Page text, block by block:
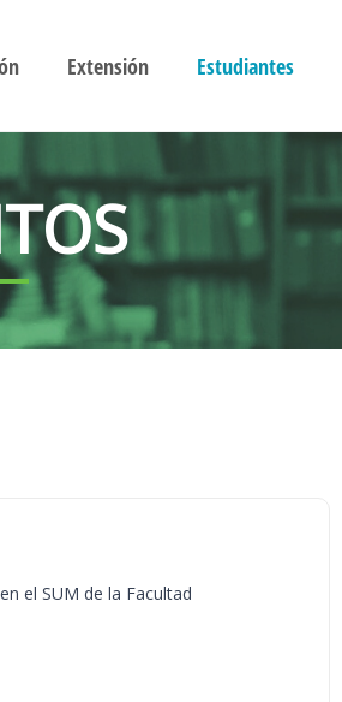
Extensión Estudiantes
el SUM de la Facultad